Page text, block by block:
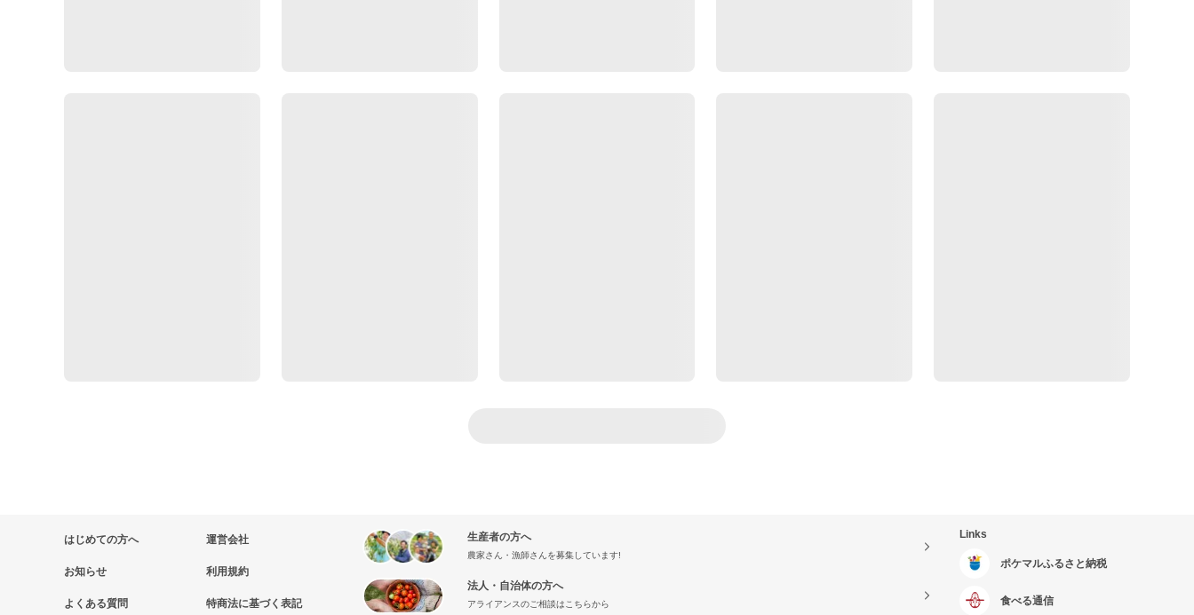
はじめての方へ
お知らせ
よくある質問
運営会社
利用規約
特商法に基づく表記
生産者の方へ
農家さん・漁師さんを募集しています!
法人・自治体の方へ
アライアンスのご相談はこちらから
Links
ポケマルふるさと納税
食べる通信